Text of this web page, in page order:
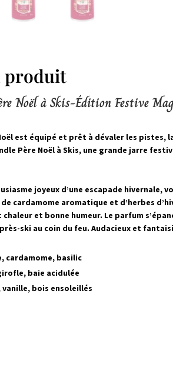
produit
Noël à Skis-Édition Festive
est équipé et prêt à dévaler les
Père Noël à Skis, une grande jarre
joyeux d’une escapade
cardamome aromatique et d’herbes
et bonne humeur. Le parfum
ski au coin du feu. Audacieux et
cardamome, basilic
baie acidulée
vanille, bois ensoleillés